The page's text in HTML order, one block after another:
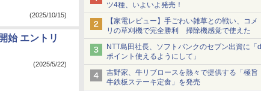
ツ4種、いよいよ発売！
【家電レビュー】手ごわい雑草との戦い、コメ
リの草刈機で完全勝利 掃除機感覚で使えた
NTT島田社長、ソフトバンクのセブン出資に「d
ポイント使えるようにして」
吉野家、牛リブロースを熱々で提供する「極旨
牛鉄板ステーキ定食」を発売
(2025/10/15)
始 エントリ
(2025/5/22)